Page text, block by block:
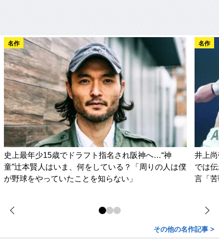
名作
史上最年少15歳でドラフト指名され阪神へ…“神
童”辻本賢人はいま、何をしている？「周りの人は僕
が野球をやっていたことを知らない」
名作
井上
では
言「
その他の名作記事 >